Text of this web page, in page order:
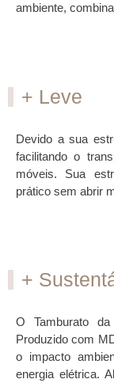
ambiente,
+ Leve
Devido a sua
facilitando o
móveis. Sua
prático sem abrir
+
O Tamburato
Produzido com
o impacto
energia elétrica.